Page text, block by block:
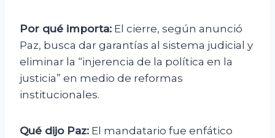
Por qué importa: El cierre, según anunció
Paz, busca dar garantías al sistema judicial y
eliminar la “injerencia de la política en la
justicia” en medio de reformas
institucionales.
Qué dijo Paz: El mandatario fue enfático